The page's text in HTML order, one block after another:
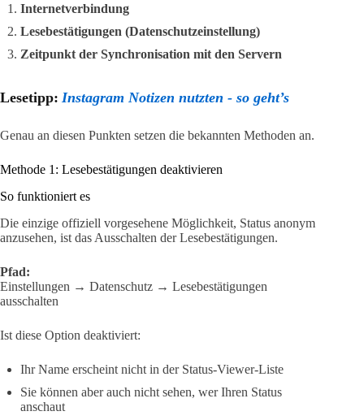
Internetverbindung
Lesebestätigungen (Datenschutzeinstellung)
Zeitpunkt der Synchronisation mit den Servern
Lesetipp: Instagram Notizen nutzten - so geht’s
Genau an diesen Punkten setzen die bekannten Methoden an.
Methode 1: Lesebestätigungen deaktivieren
So funktioniert es
Die einzige offiziell vorgesehene Möglichkeit, Status anonym
anzusehen, ist das Ausschalten der Lesebestätigungen.
Pfad:
Einstellungen → Datenschutz → Lesebestätigungen
ausschalten
Ist diese Option deaktiviert:
Ihr Name erscheint nicht in der Status-Viewer-Liste
Sie können aber auch nicht sehen, wer Ihren Status
anschaut